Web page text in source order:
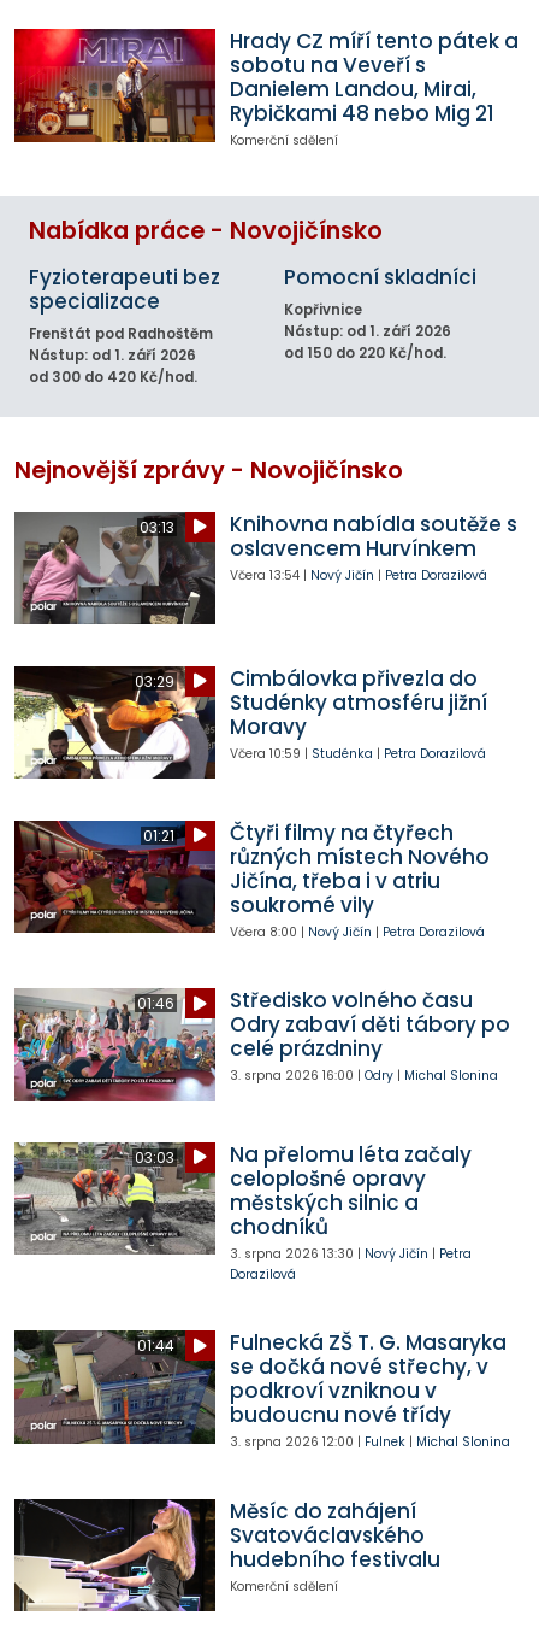
Hrady CZ míří tento pátek a
sobotu na Veveří s
Danielem Landou, Mirai,
Rybičkami 48 nebo Mig 21
Komerční sdělení
Nabídka práce - Novojičínsko
Fyzioterapeuti bez
specializace
Frenštát pod Radhoštěm
Nástup: od 1. září 2026
od 300 do 420 Kč/hod.
Pomocní skladníci
Kopřivnice
Nástup: od 1. září 2026
od 150 do 220 Kč/hod.
Nejnovější zprávy - Novojičínsko
03:13
Knihovna nabídla soutěže s
oslavencem Hurvínkem
Včera 13:54| Nový Jičín | Petra Dorazilová
03:29
Cimbálovka přivezla do
Studénky atmosféru jižní
Moravy
Včera 10:59 | Studénka | Petra Dorazilová
01:21
Čtyři filmy na čtyřech
různých místech Nového
Jičína, třeba i v atriu
soukromé vily
Včera 8:00 | Nový Jičín | Petra Dorazilová
01:46
Středisko volného času
Odry zabaví děti tábory po
celé prázdniny
3. srpna 2026 16:00 | Odry| Michal Slonina
03:03
Na přelomu léta začaly
celoplošné opravy
městských silnic a
chodníků
3. srpna 2026 13:30 | Nový Jičín | Petra
Dorazilová
01:44
Fulnecká ZŠ T. G. Masaryka
se dočká nové střechy, v
podkroví vzniknou v
budoucnu nové třídy
3. srpna 2026 12:00 | Fulnek| Michal Slonina
Měsíc do zahájení
Svatováclavského
hudebního festivalu
Komerční sdělení